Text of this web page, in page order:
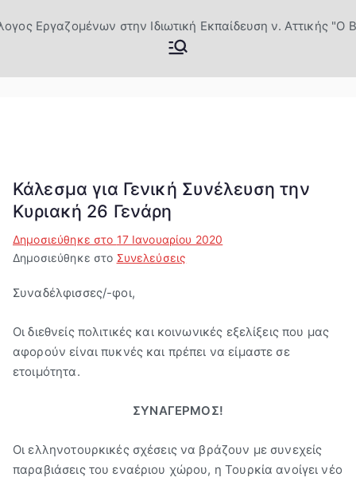
στο
Ιδιωτική
Βύρων"
Κάλεσμα για Γενική Συνέλευση την
Κυριακή 26 Γενάρη
Δημοσιεύθηκε στο 17 Ιανουαρίου 2020
Δημοσιεύθηκε στο Συνελεύσεις
Συναδέλφισσες/-φοι,
Οι διεθνείς πολιτικές και κοινωνικές εξελίξεις που μας
αφορούν είναι πυκνές και πρέπει να είμαστε σε
ετοιμότητα.
ΣΥΝΑΓΕΡΜΟΣ!
Οι ελληνοτουρκικές σχέσεις να βράζουν με συνεχείς
παραβιάσεις του εναέριου χώρου, η Τουρκία ανοίγει νέο